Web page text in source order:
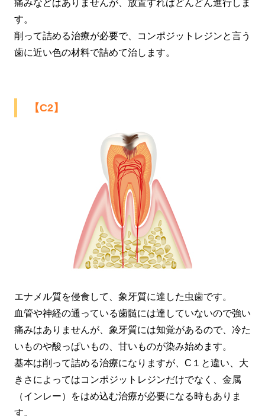
痛みなどはありませんが、放置すればどんどん進行しま
す。
削って詰める治療が必要で、コンポジットレジンと言う
歯に近い色の材料で詰めて治します。
【C2】
エナメル質を侵食して、象牙質に達した虫歯です。
血管や神経の通っている歯髄には達していないので強い
痛みはありませんが、象牙質には知覚があるので、冷た
いものや酸っぱいもの、甘いものが染み始めます。
基本は削って詰める治療になりますが、C１と違い、大
きさによってはコンポジットレジンだけでなく、金属
（インレー）をはめ込む治療が必要になる時もありま
す。